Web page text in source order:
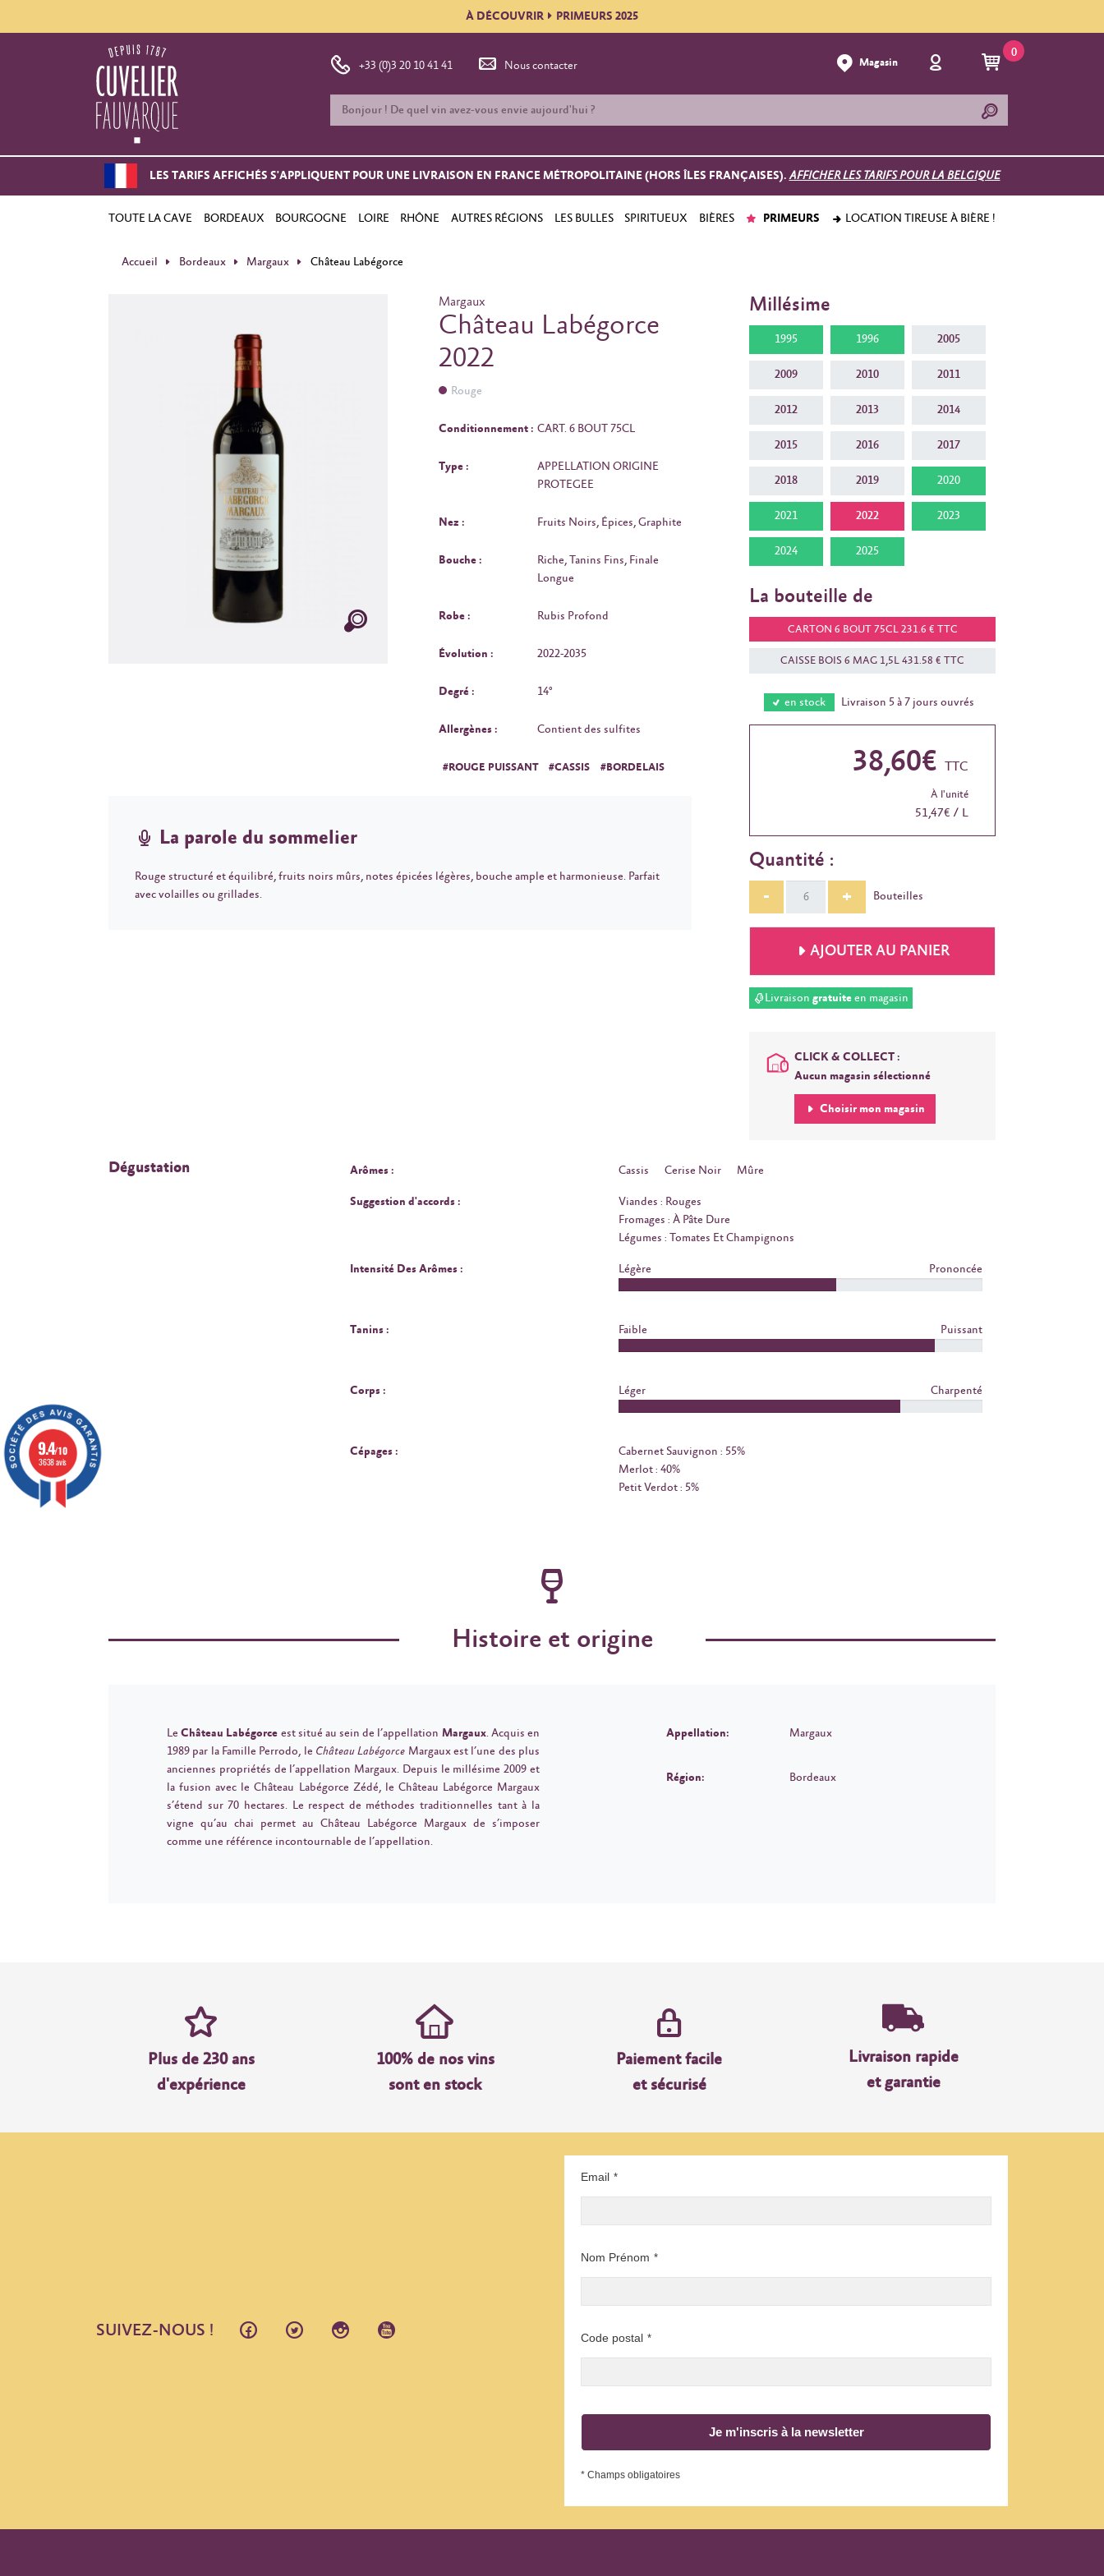
À DÉCOUVRIR PRIMEURS 2025
+33 (0)3 20 10 41 41 Nous contacter Magasin
0
LES TARIFS AFFICHÉS S'APPLIQUENT POUR UNE LIVRAISON EN FRANCE MÉTROPOLITAINE (HORS ÎLES FRANÇAISES).AFFICHER LES TARIFS POUR LA BELGIQUE
TOUTE LA CAVE BORDEAUX BOURGOGNE LOIRE RHÔNE AUTRES RÉGIONS LES BULLES SPIRITUEUX BIÈRES PRIMEURS LOCATION TIREUSE À BIÈRE !
Accueil Bordeaux Margaux Château Labégorce
Margaux
Château Labégorce
2022
Rouge
Conditionnement : CART. 6 BOUT 75CL
Type :
APPELLATION ORIGINE
PROTEGEE
Nez : Fruits Noirs, Épices, Graphite
Bouche :
Riche, Tanins Fins, Finale
Longue
Robe : Rubis Profond
Évolution : 2022-2035
Degré : 14°
Allergènes : Contient des sulfites
#ROUGE PUISSANT #CASSIS #BORDELAIS
La parole du sommelier
Rouge structuré et équilibré, fruits noirs mûrs, notes épicées légères, bouche ample et harmonieuse. Parfait
avec volailles ou grillades.
Millésime
1995 1996 2005
2009 2010 2011
2012 2013 2014
2015 2016 2017
2018 2019 2020
2021 2022 2023
2024 2025
La bouteille de
CARTON 6 BOUT 75CL 231.6 € TTC
CAISSE BOIS 6 MAG 1,5L 431.58 € TTC
en stock Livraison 5 à 7 jours ouvrés
38,60€ TTC
À l'unité
51,47€ / L
Quantité :
-
+ Bouteilles
AJOUTER AU PANIER
Livraison gratuiteen magasin
CLICK & COLLECT :
Aucun magasin sélectionné
Choisir mon magasin
Dégustation Arômes : Cassis Cerise Noir Mûre
Suggestion d'accords :
Viandes : Rouges
Fromages : À Pâte Dure
Légumes : Tomates Et Champignons
Intensité Des Arômes : Légère Prononcée
Tanins : Faible Puissant
Corps : Léger Charpenté
Cépages :
Cabernet Sauvignon : 55%
Merlot : 40%
Petit Verdot : 5%
Histoire et origine
LeChâteau Labégorce est situé au sein de l’appellation Margaux. Acquis en
1989 par la Famille Perrodo, le Château Labégorce Margaux est l’une des plus
anciennes propriétés de l’appellation Margaux. Depuis le millésime 2009 et
la fusion avec le Château Labégorce Zédé, le Château Labégorce Margaux
s’étend sur 70 hectares. Le respect de méthodes traditionnelles tant à la
vigne qu’au chai permet au Château Labégorce Margaux de s’imposer
comme une référence incontournable de l’appellation.
Appellation: Margaux
Région: Bordeaux
Plus de 230 ans
d'expérience
100% de nos vins
sont en stock
Paiement facile
et sécurisé
Livraison rapide
et garantie
SUIVEZ-NOUS !
Email *
Nom Prénom *
Code postal *
Je m'inscris à la newsletter
* Champs obligatoires
9.4/10
3638 avis